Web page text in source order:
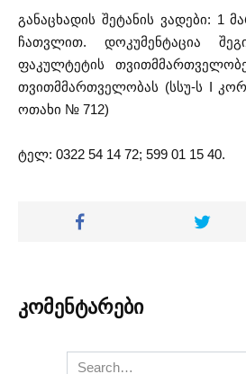
განაცხადის შეტანის ვადები: 1
ჩათვლით. დოკუმენტაცია
ფაკულტეტის
თვითმმართველობას (სსუ-ს I
ოთახი № 712)
ტელ: 0322 54 14 72; 599 01 15 40.
კომენტარები
Search